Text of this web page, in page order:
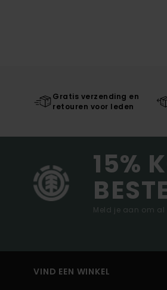
Gratis verzending en
retouren voor leden
15%
Meld je aan om
VIND EEN WINKEL